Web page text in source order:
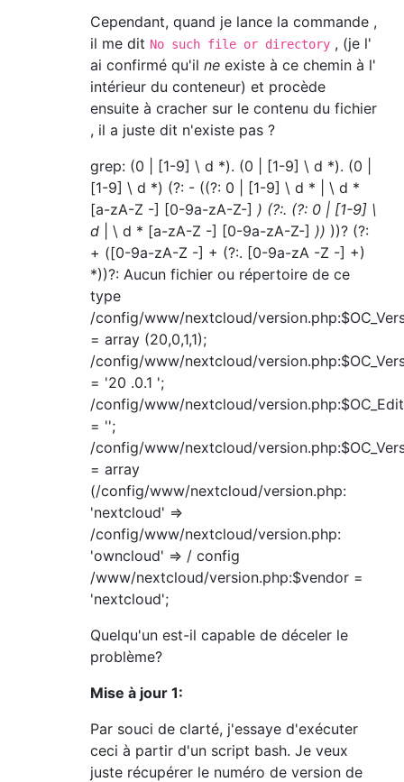
Cependant, quand je lance la commande ,
il me dit No such file or directory, (je l'
ai confirmé qu'il neexiste à ce chemin à l'
intérieur du conteneur) et procède
ensuite à cracher sur le contenu du fichier
, il a juste dit n'existe pas ?
grep: (0 | [1-9] \ d *). (0 | [1-9] \ d *). (0 |
[1-9] \ d *) (?: - ((?: 0 | [1-9] \ d * | \ d *
[a-zA-Z -] [0-9a-zA-Z-] ) (?:. (?: 0 | [1-9] \
d| \ d * [a-zA-Z -] [0-9a-zA-Z-] )) ))? (?:
+ ([0-9a-zA-Z -] + (?:. [0-9a-zA -Z -] +)
*))?: Aucun fichier ou répertoire de ce
type
/config/www/nextcloud/
= array (20,0,1,1);
/config/www/nextcloud/
= '20 .0.1 ';
/config/www/nextcloud/
= '';
/config/www/nextcloud/
= array
(/config/www/nextcloud/version.php:
'nextcloud' =>
/config/www/nextcloud/version.php:
'owncloud' => / config
/www/nextcloud/version.php:$vendor =
'nextcloud';
Quelqu'un est-il capable de déceler le
problème?
Mise à jour 1:
Par souci de clarté, j'essaye d'exécuter
ceci à partir d'un script bash. Je veux
juste récupérer le numéro de version de